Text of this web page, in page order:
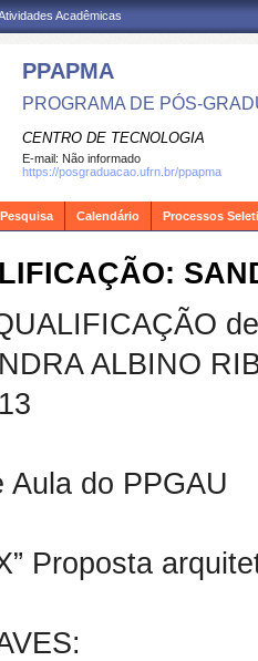
Acadêmicas
PPAPMA
PROGRAMA DE PÓS-
CENTRO DE TECNOLOGIA
E-mail: Não informado
https://posgraduacao.ufrn.br/ppapma
Calendário Processos
ALBINO
Aula do PPGAU
Proposta